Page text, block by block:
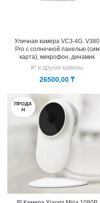
Уличная камера VC3-4G. V380
Pro с солнечной панелью (сим
карта), микрофон, динамик
IP и другие камеры
26500,00 ₸
ПРОДА
Н